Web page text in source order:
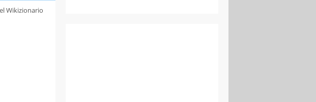
Wikizionario